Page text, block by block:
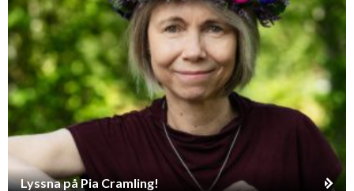
Lyssna på Pia Cramling!